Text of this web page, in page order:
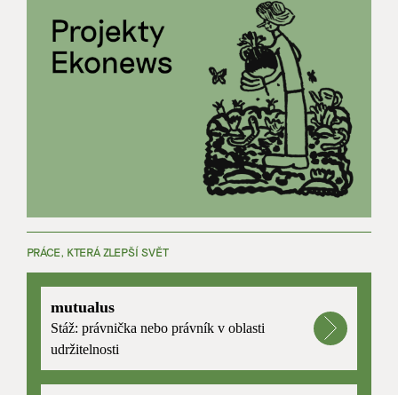
PRÁCE, KTERÁ ZLEPŠÍ SVĚT
mutualus
Stáž: právnička nebo právník v oblasti
udržitelnosti